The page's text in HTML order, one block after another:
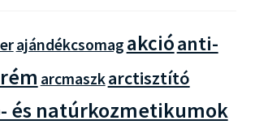
ajándékcsomag akcióanti-
arcmaszkarctisztító
és natúrkozmetikumok